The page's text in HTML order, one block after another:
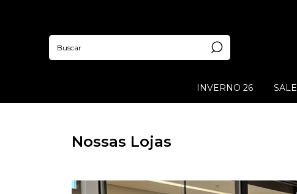
INVERNO 26 SALE
Nossas Lojas